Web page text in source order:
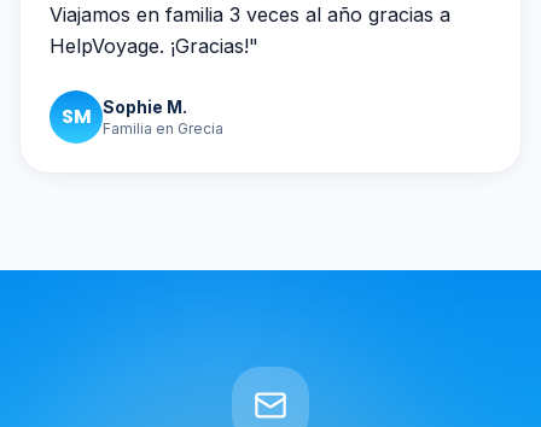
Viajamos en familia 3 veces al año gracias a
HelpVoyage. ¡Gracias!"
SM Sophie M.
Familia en Grecia